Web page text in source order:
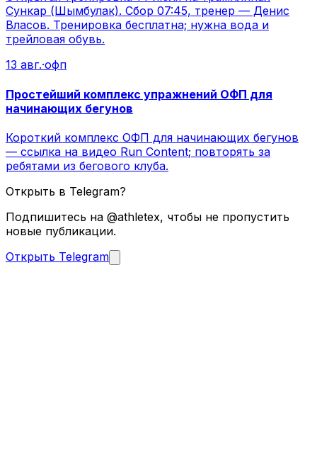
Сункар (Шымбулак). Сбор 07:45, тренер — Денис
Власов. Тренировка бесплатна; нужна вода и
трейловая обувь.
13 авг.·офп
Простейший комплекс упражнений ОФП для
начинающих бегунов
Короткий комплекс ОФП для начинающих бегунов
— ссылка на видео Run Content; повторять за
ребятами из бегового клуба.
Открыть в Telegram?
Подпишитесь на @athletex, чтобы не пропустить
новые публикации.
Открыть Telegram